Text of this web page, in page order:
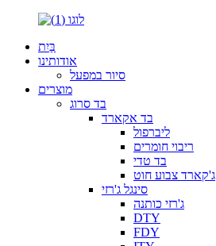
בַּיִת
אודותינו
סיור במפעל
מוצרים
בד סרוג
בד אקארד
ליברפול
ריבוי חומרים
בד טדי
ג'קארד צבוע חוט
סינגל ג'רזי
ג'רזי כותנה
DTY
FDY